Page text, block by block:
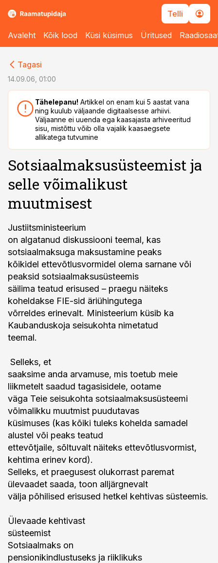
Telli
Avaleht Kõik lood Küsi küsimus Üritused
Tagasi
14.09.06, 01:00
Tähelepanu! Artikkel on enam kui 5 aastat vana
ning kuulub väljaande digitaalsesse arhiivi.
Väljaanne ei uuenda ega kaasajasta arhiveeritud
sisu, mistõttu võib olla vajalik kaasaegsete
allikatega tutvumine
Sotsiaalmaksusüsteemist ja
selle võimalikust
muutmisest
Justiitsministeerium
on algatanud diskussiooni teemal, kas
sotsiaalmaksuga maksustamine peaks
kõikidel ettevõtlusvormidel olema sarnane või
peaksid sotsiaalmaksusüsteemis
säilima teatud erisused – praegu näiteks
koheldakse FIE-sid äriühingutega
võrreldes erinevalt. Ministeerium küsib ka
Kaubanduskoja seisukohta nimetatud
teemal.
Selleks, et
saaksime anda arvamuse, mis toetub meie
liikmetelt saadud tagasisidele, ootame
väga Teie seisukohta sotsiaalmaksusüsteemi
võimalikku muutmist puudutavas
küsimuses (kas kõiki tuleks kohelda samadel
alustel või peaks teatud
ettevõtjaile, sõltuvalt näiteks ettevõtlusvormist,
kehtima erinev kord).
Selleks, et praegusest olukorrast paremat
ülevaadet saada, toon alljärgnevalt
välja põhilised erisused hetkel kehtivas süsteemis.
Ülevaade kehtivast
süsteemist
Sotsiaalmaks on
pensionikindlustuseks ja riiklikuks